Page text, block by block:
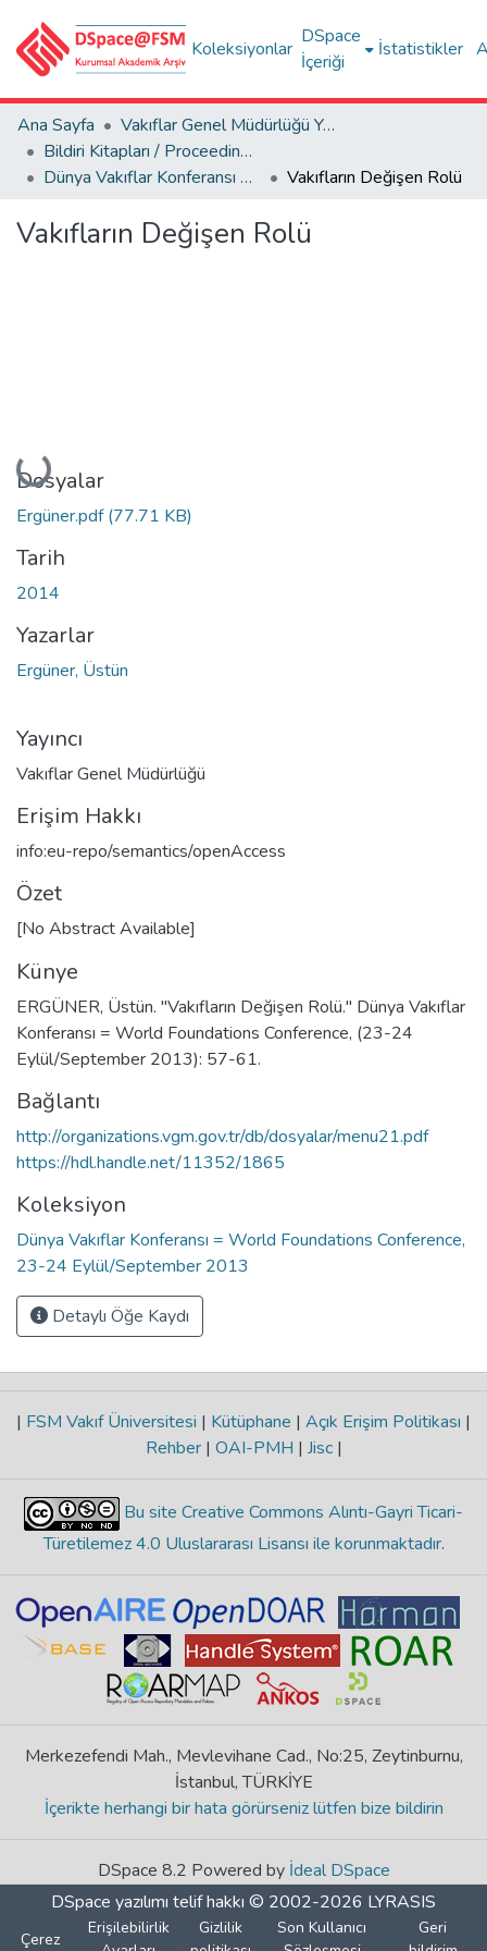
Koleksiyonlar
DSpace
İçeriği
İstatistikler
Ana Sayfa
Vakıflar Genel Müdürlüğü Yayınları
Bildiri Kitapları / Proceedings Books
Dünya Vakıflar Konferansı = World Foundations Conference, 23-24 Eylül/September 2013
Vakıfların Değişen Rolü
Vakıfların Değişen Rolü
Yükleniyor...
Dosyalar
Ergüner.pdf(77.71 KB)
Tarih
2014
Yazarlar
Ergüner, Üstün
Yayıncı
Vakıflar Genel Müdürlüğü
Erişim Hakkı
info:eu-repo/semantics/openAccess
Özet
[No Abstract Available]
Künye
ERGÜNER, Üstün. "Vakıfların Değişen Rolü." Dünya Vakıflar
Konferansı = World Foundations Conference, (23-24
Eylül/September 2013): 57-61.
Bağlantı
http://organizations.vgm.gov.tr/db/dosyalar/menu21.pdf
https://hdl.handle.net/11352/1865
Koleksiyon
Dünya Vakıflar Konferansı = World Foundations Conference,
23-24 Eylül/September 2013
Detaylı Öğe Kaydı
| FSM Vakıf Üniversitesi | Kütüphane | Açık Erişim Politikası |
Rehber | OAI-PMH | Jisc |
Bu site Creative Commons Alıntı-Gayri Ticari-
Türetilemez 4.0 Uluslararası Lisansı ile korunmaktadır.
Merkezefendi Mah., Mevlevihane Cad., No:25, Zeytinburnu,
İstanbul, TÜRKİYE
İçerikte herhangi bir hata görürseniz lütfen bize bildirin
DSpace 8.2 Powered by İdeal DSpace
DSpace yazılımı telif hakkı © 2002-2026 LYRASIS
Çerez
Erişilebilirlik
Gizlilik
Son Kullanıcı
Geri